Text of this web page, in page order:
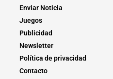
Enviar Noticia
Juegos
Publicidad
Newsletter
Política de privacidad
Contacto